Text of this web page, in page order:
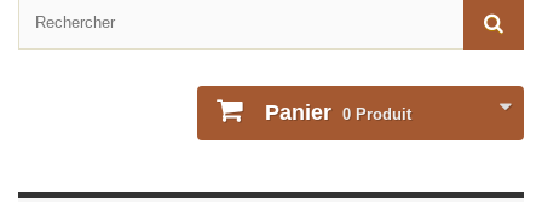
Panier 0 Produit